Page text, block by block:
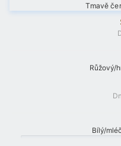
Tmavě
Růžový/
Bílý/